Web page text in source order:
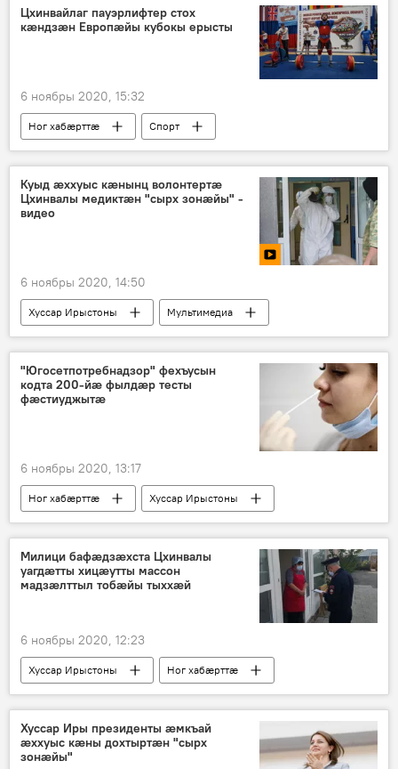
Цхинвайлаг пауэрлифтер стох
кæндзæн Европæйы кубокы ерысты
6 ноябры 2020, 15:32
Ног хабӕрттӕ
Спорт
Хуссар Ирыстоны
Куыд æххуыс кæнынц волонтертæ
Цхинвалы медиктæн "сырх зонæйы" -
видео
6 ноябры 2020, 14:50
Хуссар Ирыстоны
Мультимедиа
Видео
"Югосетпотребнадзор" фехъусын
кодта 200-йӕ фылдӕр тесты
фӕстиуджытӕ
6 ноябры 2020, 13:17
Ног хабӕрттӕ Хуссар Ирыстоны
Милици бафӕдзӕхста Цхинвалы
уагдӕтты хицӕутты массон
мадзӕлттыл тобӕйы тыххӕй
6 ноябры 2020, 12:23
Хуссар Ирыстоны Ног хабӕрттӕ
Хуссар Иры президенты ӕмкъай
ӕххуыс кӕны дохтыртӕн "сырх
зонӕйы"